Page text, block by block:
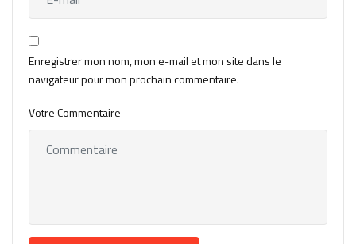
Enregistrer mon nom, mon e-mail et mon site dans le
navigateur pour mon prochain commentaire.
Votre Commentaire